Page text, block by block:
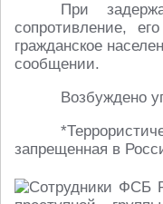
При
сопротивление,
гражданское
сообщении.
Возбуждено
запрещенная в